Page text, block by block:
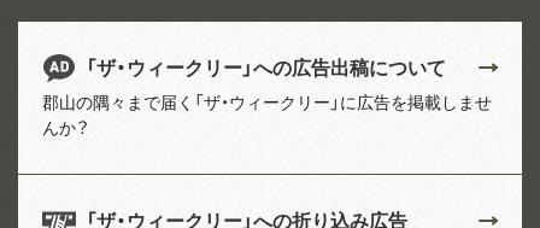
「ザ・ウィークリー」への広告出稿について
郡山の隅々まで届く「ザ・ウィークリー」に広告を掲載しませ
んか？
「ザ・ウィークリー」への折り込み広告